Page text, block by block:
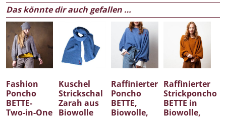
Das könnte dir auch gefallen …
Fashion
Poncho
BETTE-
Two-in-One
Kuschel
Strickschal
Zarah aus
Biowolle
Raffinierter
Poncho
BETTE,
Biowolle,
Raffinierter
Strickponcho
BETTE in
Biowolle,